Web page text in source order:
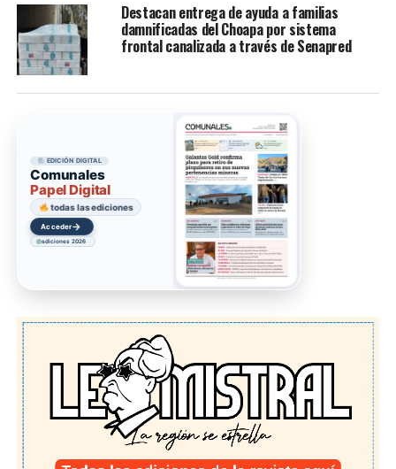
Destacan entrega de ayuda a familias
damnificadas del Choapa por sistema
frontal canalizada a través de Senapred
EDICIÓN DIGITAL
Comunales
Papel Digital
todas las ediciones
Acceder→
ediciones 2026